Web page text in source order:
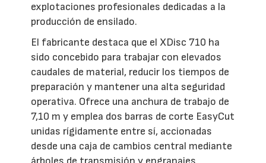
explotaciones profesionales dedicadas a la
producción de ensilado.
El fabricante destaca que el XDisc 710 ha
sido concebido para trabajar con elevados
caudales de material, reducir los tiempos de
preparación y mantener una alta seguridad
operativa. Ofrece una anchura de trabajo de
7,10 m y emplea dos barras de corte EasyCut
unidas rígidamente entre sí, accionadas
desde una caja de cambios central mediante